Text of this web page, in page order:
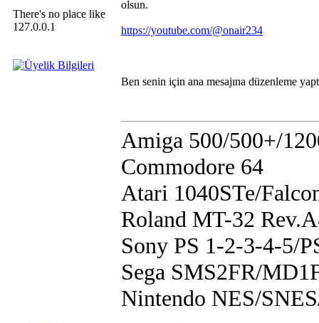
There's no place like
127.0.0.1
olsun.
https://youtube.com/@onair234
Ben senin için ana mesajına düzenleme
Amiga 500/500+/
Commodore 64
Atari 1040STe/
Roland MT-32
Sony PS 1-2-3-4-5/
Sega SMS2FR/
Nintendo NES/